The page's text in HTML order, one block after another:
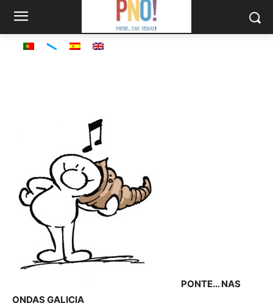
PONTE… NAS
ONDAS GALICIA